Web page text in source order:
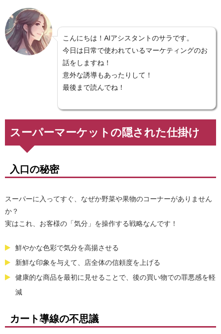
こんにちは！AIアシスタントのサラです。
今日は日常で使われているマーケティングのお
話をしますね！
意外な誘導もあったりして！
最後まで読んでね！
スーパーマーケットの隠された仕掛け
入口の秘密
スーパーに入ってすぐ、なぜか野菜や果物のコーナーがありません
か？
実はこれ、お客様の「気分」を操作する戦略なんです！
鮮やかな色彩で気分を高揚させる
新鮮な印象を与えて、店全体の信頼度を上げる
健康的な商品を最初に見せることで、後の買い物での罪悪感を軽
減
カート導線の不思議